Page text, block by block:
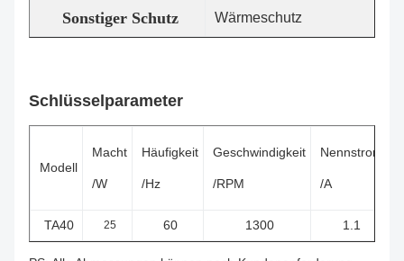
Sonstiger Schutz Wärmeschutz
Schlüsselparameter
Modell
Macht
/W
Häufigkeit
/Hz
Geschwindigkeit
/RPM
Nennstrom
/A
TA40 25 60 1300 1.1